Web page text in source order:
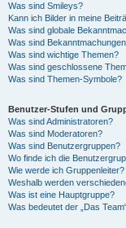
Was sind Smileys?
Kann ich Bilder in meine
Was sind globale
Was sind
Was sind wichtige Themen?
Was sind geschlossene
Was sind Themen-Symbole?
Benutzer-Stufen und
Was sind Administratoren?
Was sind Moderatoren?
Was sind Benutzergruppen?
Wo finde ich die
Wie werde ich Gruppenleiter?
Weshalb werden
Was ist eine Hauptgruppe?
Was bedeutet der „Das